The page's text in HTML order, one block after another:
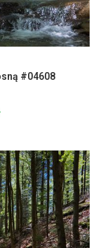
#04608
Zakres
cen:
do
350,00 zł